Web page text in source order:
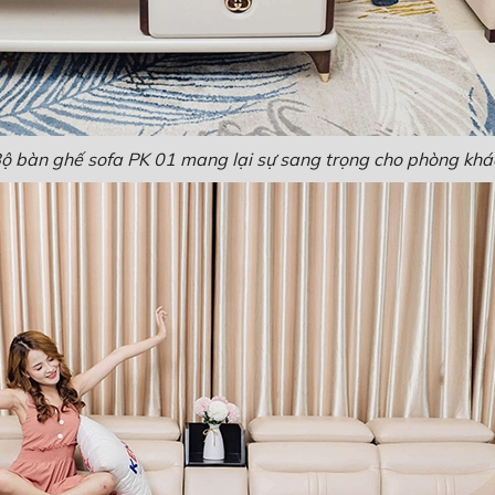
bàn ghế sofa PK 01 mang lại sự sang trọng cho phòng